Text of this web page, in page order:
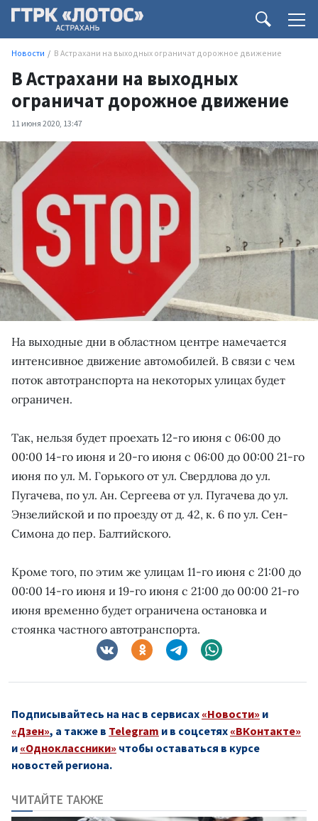
Новости В Астрахани на выходных ограничат дорожное движение
В Астрахани на выходных
ограничат дорожное движение
11 июня 2020, 13:47
На выходные дни в областном центре намечается
интенсивное движение автомобилей. В связи с чем
поток автотранспорта на некоторых улицах будет
ограничен.
Так, нельзя будет проехать 12-го июня с 06:00 до
00:00 14-го июня и 20-го июня с 06:00 до 00:00 21-го
июня по ул. М. Горького от ул. Свердлова до ул.
Пугачева, по ул. Ан. Сергеева от ул. Пугачева до ул.
Энзелийской и по проезду от д. 42, к. 6 по ул. Сен-
Симона до пер. Балтийского.
Кроме того, по этим же улицам 11-го июня с 21:00 до
00:00 14-го июня и 19-го июня с 21:00 до 00:00 21-го
июня временно будет ограничена остановка и
стоянка частного автотранспорта.
Подписывайтесь на нас в сервисах «Новости» и
«Дзен», а также в Telegram и в соцсетях «ВКонтакте»
и «Одноклассники» чтобы оставаться в курсе
новостей региона.
ЧИТАЙТЕ ТАКЖЕ